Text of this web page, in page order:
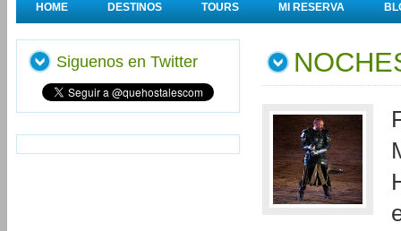
HOME DESTINOS TOURS MI RESERVA
Siguenos en Twitter